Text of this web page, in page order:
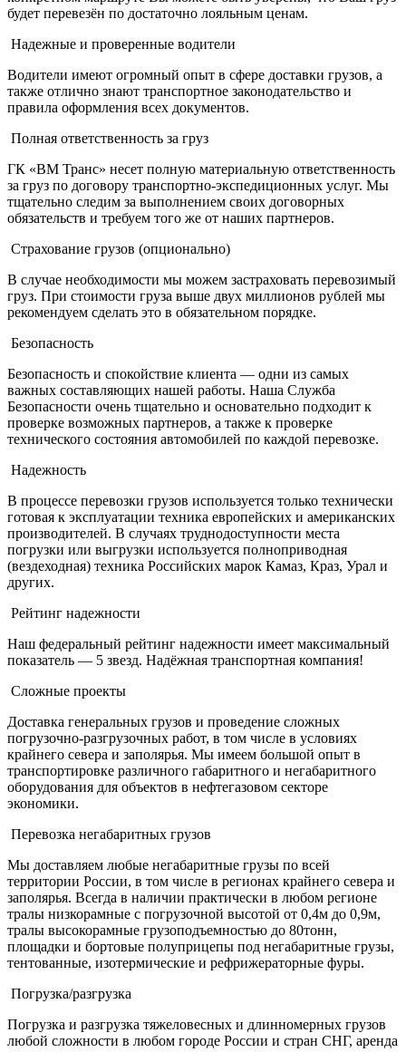
будет перевезён по достаточно лояльным ценам.
Надежные и проверенные водители
Водители имеют огромный опыт в сфере доставки грузов, а
также отлично знают транспортное законодательство и
правила оформления всех документов.
Полная ответственность за груз
ГК «ВМ Транс» несет полную материальную ответственность
за груз по договору транспортно-экспедиционных услуг. Мы
тщательно следим за выполнением своих договорных
обязательств и требуем того же от наших партнеров.
Страхование грузов (опционально)
В случае необходимости мы можем застраховать перевозимый
груз. При стоимости груза выше двух миллионов рублей мы
рекомендуем сделать это в обязательном порядке.
Безопасность
Безопасность и спокойствие клиента — одни из самых
важных составляющих нашей работы. Наша Служба
Безопасности очень тщательно и основательно подходит к
проверке возможных партнеров, а также к проверке
технического состояния автомобилей по каждой перевозке.
Надежность
В процессе перевозки грузов используется только технически
готовая к эксплуатации техника европейских и американских
производителей. В случаях труднодоступности места
погрузки или выгрузки используется полноприводная
(вездеходная) техника Российских марок Камаз, Краз, Урал и
других.
Рейтинг надежности
Наш федеральный рейтинг надежности имеет максимальный
показатель — 5 звезд. Надёжная транспортная компания!
Сложные проекты
Доставка генеральных грузов и проведение сложных
погрузочно-разгрузочных работ, в том числе в условиях
крайнего севера и заполярья. Мы имеем большой опыт в
транспортировке различного габаритного и негабаритного
оборудования для объектов в нефтегазовом секторе
экономики.
Перевозка негабаритных грузов
Мы доставляем любые негабаритные грузы по всей
территории России, в том числе в регионах крайнего севера и
заполярья. Всегда в наличии практически в любом регионе
тралы низкорамные с погрузочной высотой от 0,4м до 0,9м,
тралы высокорамные грузоподъемностью до 80тонн,
площадки и бортовые полуприцепы под негабаритные грузы,
тентованные, изотермические и рефрижераторные фуры.
Погрузка/разгрузка
Погрузка и разгрузка тяжеловесных и длинномерных грузов
любой сложности в любом городе России и стран СНГ, аренда